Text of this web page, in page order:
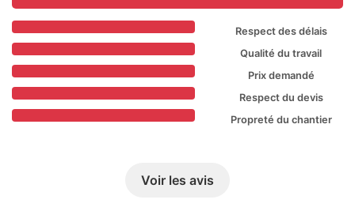
Respect des délais
Qualité du travail
Prix demandé
Respect du devis
Propreté du chantier
Voir les avis